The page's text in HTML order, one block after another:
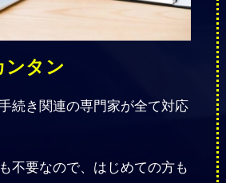
ンタン
続き関連の専門家が全て対応
不要なので、はじめての方も